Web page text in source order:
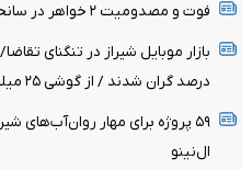
فوت و مصدومیت ۲ خواهر در سانحه رانندگی آزادراه قزوین-رشت
درصد گران شدند / از گوشی ۲۵ میلیونی تا پرچمدار ۵۰۰ میلیونی
۵۹ پروژه برای مهار روان‌آب‌های
ال‌نینو